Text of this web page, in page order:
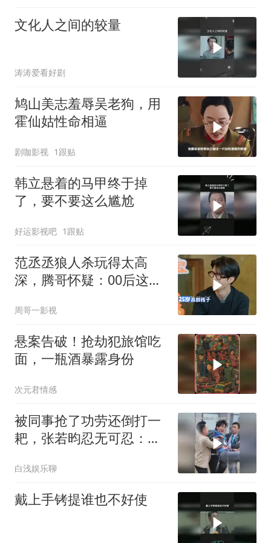
文化人之间的较量
涛涛爱看好剧
鸠山美志羞辱吴老狗，用
霍仙姑性命相逼
剧咖影视 1跟贴
韩立悬着的马甲终于掉
了，要不要这么尴尬
好运影视吧 1跟贴
范丞丞狼人杀玩得太高
深，腾哥怀疑：00后这么
周哥一影视
悬案告破！抢劫犯旅馆吃
面，一瓶酒暴露身份
次元君情感
被同事抢了功劳还倒打一
耙，张若昀忍无可忍：看
白浅娱乐聊
戴上手铐提谁也不好使